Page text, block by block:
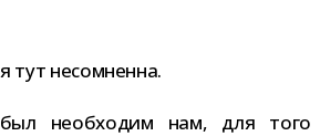
тут несомненна.
необ­хо­дим нам, для того